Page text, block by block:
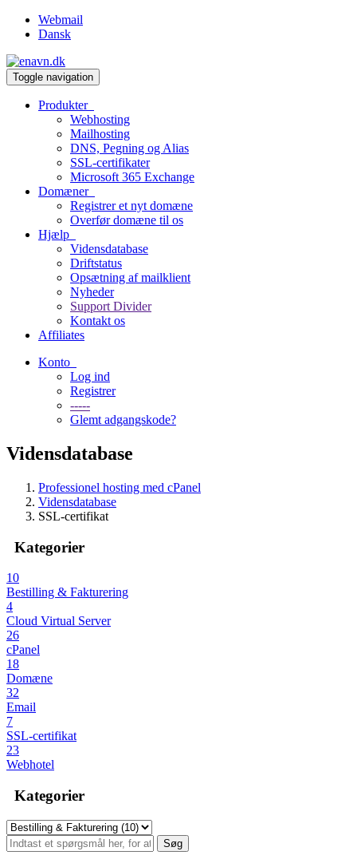
Webmail
Dansk
Toggle navigation
Produkter
Webhosting
Mailhosting
DNS, Pegning og Alias
SSL-certifikater
Microsoft 365 Exchange
Domæner
Registrer et nyt domæne
Overfør domæne til os
Hjælp
Vidensdatabase
Driftstatus
Opsætning af mailklient
Nyheder
Support Divider
Kontakt os
Affiliates
Konto
Log ind
Registrer
-----
Glemt adgangskode?
Vidensdatabase
Professionel hosting med cPanel
Vidensdatabase
SSL-certifikat
Kategorier
10
Bestilling & Fakturering
4
Cloud Virtual Server
26
cPanel
18
Domæne
32
Email
7
SSL-certifikat
23
Webhotel
Kategorier